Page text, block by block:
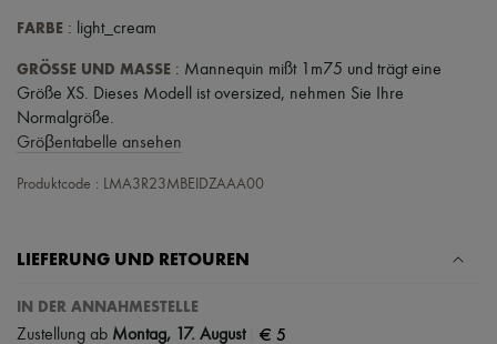
FARBE : light_cream
GRÖSSE UND MASSE : Mannequin mißt 1m75 und trägt eine
Größe XS. Dieses Modell ist oversized, nehmen Sie Ihre
Normalgröße.
Gröβentabelle ansehen
Produktcode : LMA3R23MBEIDZAAA00
LIEFERUNG UND RETOUREN
IN DER ANNAHMESTELLE
Zustellung ab Montag, 17. August € 5